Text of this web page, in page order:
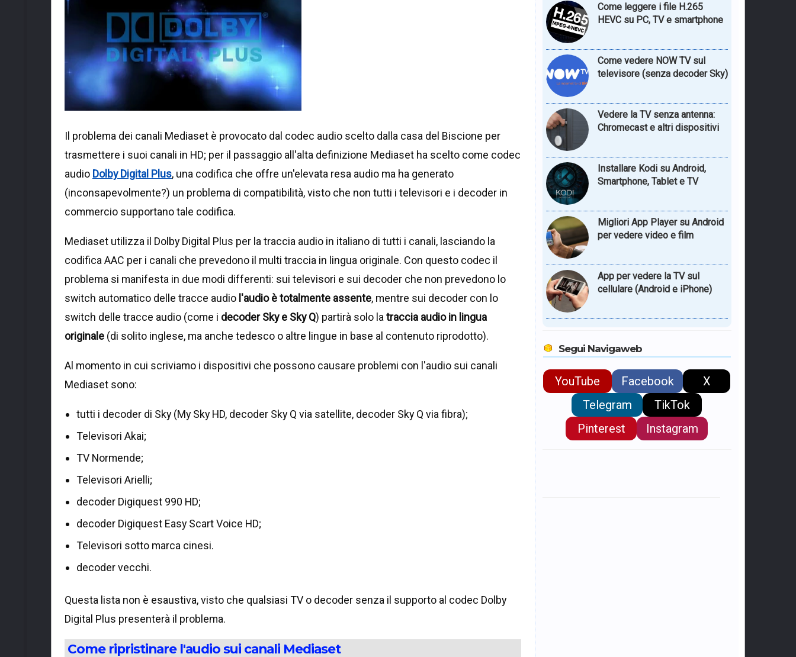
Il problema dei canali Mediaset è provocato dal codec audio scelto dalla casa del Biscione per
trasmettere i suoi canali in HD; per il passaggio all'alta definizione Mediaset ha scelto come codec
audio Dolby Digital Plus, una codifica che offre un'elevata resa audio ma ha generato
(inconsapevolmente?) un problema di compatibilità, visto che non tutti i televisori e i decoder in
commercio supportano tale codifica.
Mediaset utilizza il Dolby Digital Plus per la traccia audio in italiano di tutti i canali, lasciando la
codifica AAC per i canali che prevedono il multi traccia in lingua originale. Con questo codec il
problema si manifesta in due modi differenti: sui televisori e sui decoder che non prevedono lo
switch automatico delle tracce audio l'audio è totalmente assente, mentre sui decoder con lo
switch delle tracce audio (come i decoder Sky e Sky Q) partirà solo latraccia audio in lingua
originale (di solito inglese, ma anche tedesco o altre lingue in base al contenuto riprodotto).
Al momento in cui scriviamo i dispositivi che possono causare problemi con l'audio sui canali
Mediaset sono:
tutti i decoder di Sky (My Sky HD, decoder Sky Q via satellite, decoder Sky Q via fibra);
Televisori Akai;
TV Normende;
Televisori Arielli;
decoder Digiquest 990 HD;
decoder Digiquest Easy Scart Voice HD;
Televisori sotto marca cinesi.
decoder vecchi.
Questa lista non è esaustiva, visto che qualsiasi TV o decoder senza il supporto al codec Dolby
Digital Plus presenterà il problema.
Come ripristinare l'audio sui canali Mediaset
Come leggere i file H.265
HEVC su PC, TV e smartphone
Come vedere NOW TV sul
televisore (senza decoder Sky)
Vedere la TV senza antenna:
Chromecast e altri dispositivi
Installare Kodi su Android,
Smartphone, Tablet e TV
Migliori App Player su Android
per vedere video e film
App per vedere la TV sul
cellulare (Android e iPhone)
Segui Navigaweb
YouTube Facebook
X
Telegram
TikTok
Pinterest
Instagram